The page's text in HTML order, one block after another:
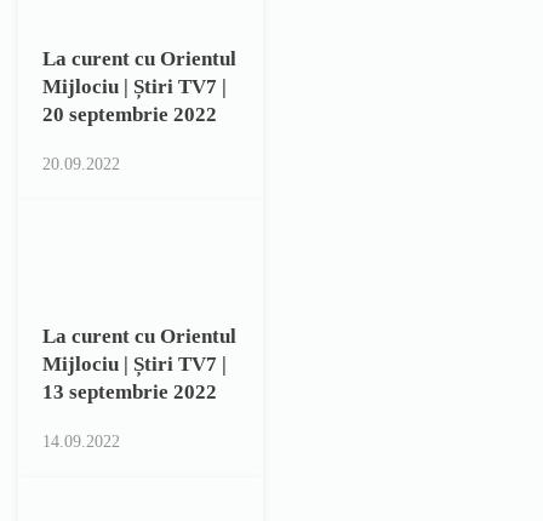
La curent cu Orientul
Mijlociu | Știri TV7 |
20 septembrie 2022
20.09.2022
La curent cu Orientul
Mijlociu | Știri TV7 |
13 septembrie 2022
14.09.2022